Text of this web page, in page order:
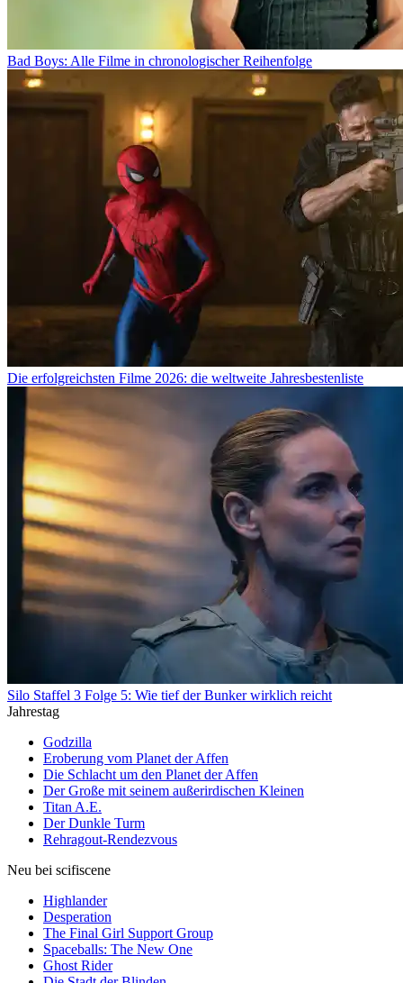
Bad Boys: Alle Filme in chronologischer Reihenfolge
Die erfolgreichsten Filme 2026: die weltweite Jahresbestenliste
Silo Staffel 3 Folge 5: Wie tief der Bunker wirklich reicht
Jahrestag
Godzilla
Eroberung vom Planet der Affen
Die Schlacht um den Planet der Affen
Der Große mit seinem außerirdischen Kleinen
Titan A.E.
Der Dunkle Turm
Rehragout-Rendezvous
Neu bei scifiscene
Highlander
Desperation
The Final Girl Support Group
Spaceballs: The New One
Ghost Rider